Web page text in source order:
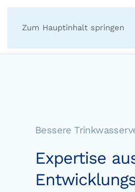
Zum Hauptinhalt springen
Bessere
Expertise